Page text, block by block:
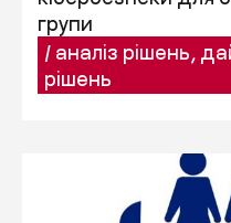
групи
/ аналіз рішень,
рішень